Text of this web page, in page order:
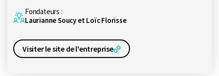
Fondateurs :
Laurianne Soucy et Loïc Florisse
Visiter le site de l'entreprise